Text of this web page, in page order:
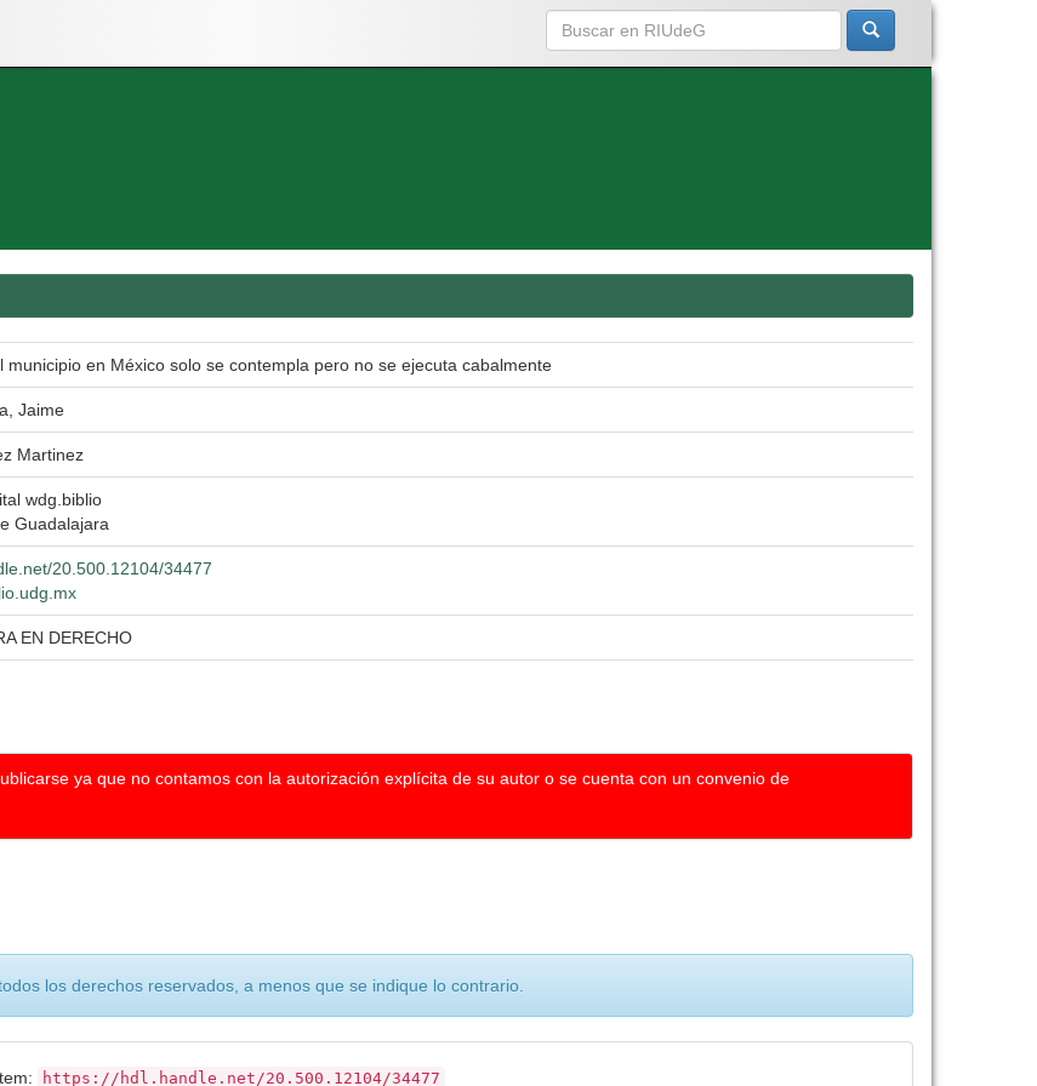
municipio en México solo se contempla pero no se ejecuta cabalmente
Jaime
Martinez
wdg.biblio
Guadalajara
20.500.12104/34477
EN DERECHO
ya que no contamos con la autorización explícita de su autor o se cuenta con un convenio de
los derechos reservados, a menos que se indique lo contrario.
https://hdl.handle.net/20.500.12104/34477